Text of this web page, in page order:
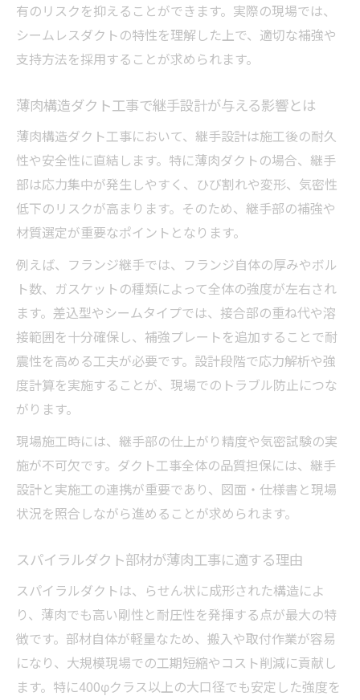
有のリスクを抑えることができます。実際の現場では、
シームレスダクトの特性を理解した上で、適切な補強や
支持方法を採用することが求められます。
薄肉構造ダクト工事で継手設計が与える影響とは
薄肉構造ダクト工事において、継手設計は施工後の耐久
性や安全性に直結します。特に薄肉ダクトの場合、継手
部は応力集中が発生しやすく、ひび割れや変形、気密性
低下のリスクが高まります。そのため、継手部の補強や
材質選定が重要なポイントとなります。
例えば、フランジ継手では、フランジ自体の厚みやボル
ト数、ガスケットの種類によって全体の強度が左右され
ます。差込型やシームタイプでは、接合部の重ね代や溶
接範囲を十分確保し、補強プレートを追加することで耐
震性を高める工夫が必要です。設計段階で応力解析や強
度計算を実施することが、現場でのトラブル防止につな
がります。
現場施工時には、継手部の仕上がり精度や気密試験の実
施が不可欠です。ダクト工事全体の品質担保には、継手
設計と実施工の連携が重要であり、図面・仕様書と現場
状況を照合しながら進めることが求められます。
スパイラルダクト部材が薄肉工事に適する理由
スパイラルダクトは、らせん状に成形された構造によ
り、薄肉でも高い剛性と耐圧性を発揮する点が最大の特
徴です。部材自体が軽量なため、搬入や取付作業が容易
になり、大規模現場での工期短縮やコスト削減に貢献し
ます。特に400φクラス以上の大口径でも安定した強度を